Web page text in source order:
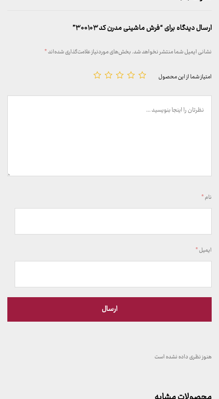
ارسال دیدگاه برای “فرش ماشینی مدرن کد ۳۰۰۱۰۳”
نشانی ایمیل شما منتشر نخواهد شد.بخش‌های موردنیاز علامت‌گذاری شده‌اند*
امتیاز شما از این محصول
نام*
ایمیل*
هنوز نظری داده نشده است